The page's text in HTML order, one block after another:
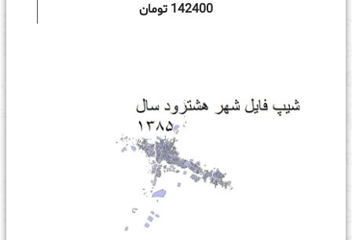
142400 تومان